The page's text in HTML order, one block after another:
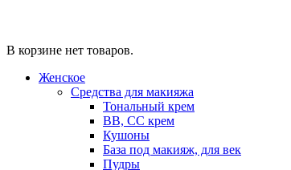
В корзине нет товаров.
Женское
Средства для макияжа
Тональный крем
BB, CC крем
Кушоны
База под макияж, для век
Пудры